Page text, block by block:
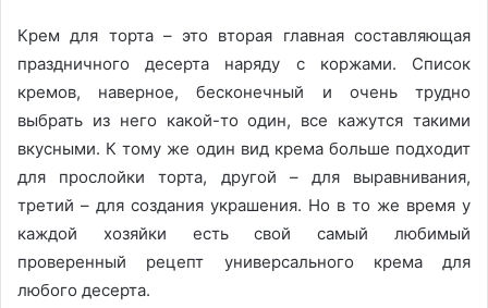
Крем для торта – это вторая главная составляющая
праздничного десерта наряду с коржами. Список
кремов, наверное, бесконечный и очень трудно
выбрать из него какой-то один, все кажутся такими
вкусными. К тому же один вид крема больше подходит
для прослойки торта, другой – для выравнивания,
третий – для создания украшения. Но в то же время у
каждой хозяйки есть свой самый любимый
проверенный рецепт универсального крема для
любого десерта.